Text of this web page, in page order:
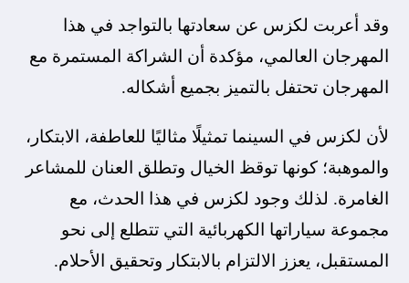
وقد أعربت لكزس عن سعادتها بالتواجد في هذا
المهرجان العالمي، مؤكدة أن الشراكة المستمرة مع
المهرجان تحتفل بالتميز بجميع أشكاله.
لأن لكزس في السينما تمثيلًا مثاليًا للعاطفة، الابتكار،
والموهبة؛ كونها توقظ الخيال وتطلق العنان للمشاعر
الغامرة. لذلك وجود لكزس في هذا الحدث، مع
مجموعة سياراتها الكهربائية التي تتطلع إلى نحو
المستقبل، يعزز الالتزام بالابتكار وتحقيق الأحلام.